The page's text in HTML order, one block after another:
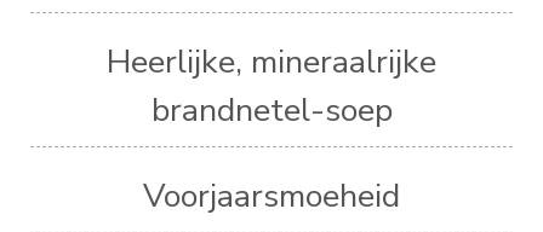
Heerlijke, mineraalrijke
brandnetel-soep
Voorjaarsmoeheid